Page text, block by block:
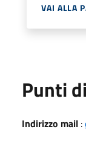
VAI ALLA
Punti
Indirizzo mail :